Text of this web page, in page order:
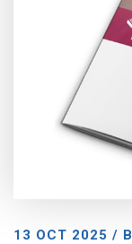
13 OCT 2025 /